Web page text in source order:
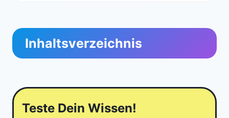
Inhaltsverzeichnis
Teste Dein Wissen!